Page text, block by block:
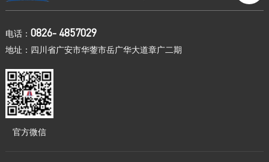
电话： 0826- 4857029
地址：四川省广安市华蓥市岳广华大道章广二期
官方微信